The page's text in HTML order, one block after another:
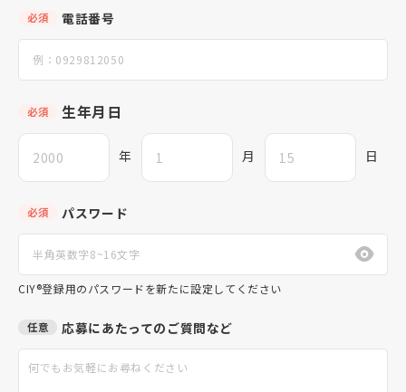
必須 電話番号
必須 生年月日
年 月 日
必須 パスワード
CIY®登録用のパスワードを新たに設定してください
任意 応募にあたってのご質問など